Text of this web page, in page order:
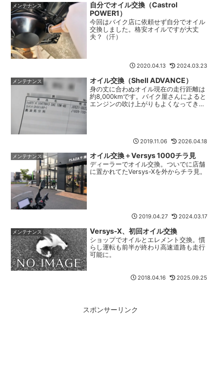
メンテナンス
自分でオイル交換（Castrol
POWER1）
今回はバイク店に依頼せず自分でオイル
交換しました。格安オイルですが大丈
夫？（汗）
2020.04.13 2024.03.23
メンテナンス オイル交換（Shell ADVANCE）
身の丈に合わぬオイル現在の走行距離は
約8,000kmです。バイク屋さんによると
エンジンの吹け上がりもよくなってきた
した。ちょっと上手く乗せられてしまっ
2019.11.06 2026.04.18
メンテナンス オイル交換＋Versys 1000チラ見
ディーラーでオイル交換。ついでに店舗
に置かれてたVersys-Xを外からチラ見。
2019.04.27 2024.03.17
メンテナンス Versys-X、初回オイル交換
ショップでオイルとエレメント交換。慣
らし運転も前半が終わり高速道路も走行
可能に。
2018.04.16 2025.09.25
スポンサーリンク